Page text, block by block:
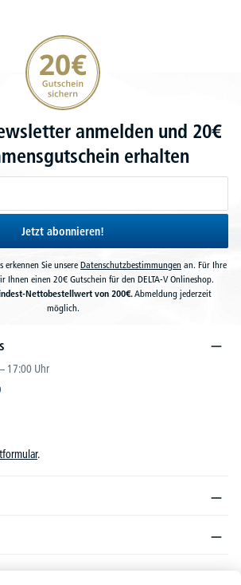
20€ Gutschein sichern
anmelden und 20€
erhalten
Jetzt abonnieren!
erkennen Sie unsereDatenschutzbestimmungen an. Für Ihre
Ihnen einen 20€ Gutschein für den DELTA-V Onlineshop.
Nettobestellwert von 200€.Abmeldung jederzeit
möglich.
17:00 Uhr
.